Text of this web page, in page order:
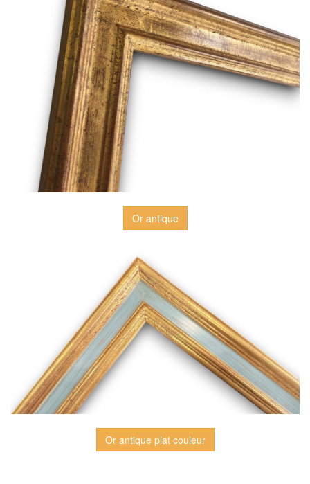
Or antique
Or antique plat couleur